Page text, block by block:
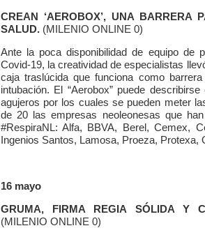
CREAN ‘AEROBOX’, UNA BARRERA
SALUD. (MILENIO ONLINE 0)
Ante la poca disponibilidad de equipo de
Covid-19, la creatividad de especialistas
caja traslúcida que funciona como
intubación. El “Aerobox” puede
agujeros por los cuales se pueden meter
de 20 las empresas neoleonesas que
#RespiraNL: Alfa, BBVA, Berel, Cemex,
Ingenios Santos, Lamosa, Proeza,
16 mayo
GRUMA, FIRMA REGIA SÓLIDA Y
(MILENIO ONLINE 0)